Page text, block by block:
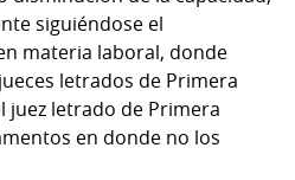
siguiéndose el
materia laboral, donde
letrados de Primera
juez letrado de Primera
en donde no los